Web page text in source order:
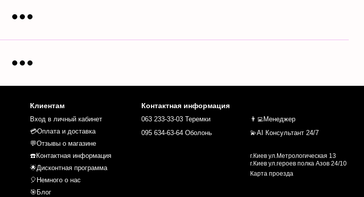
Клиентам
Вход в личный кабинет
💳Оплата и доставка
💬Отзывы о магазине
☎️Контактная информация
🌟Дисконтная программа
🎈Немного о нас
🎯Блог
Контактная информация
063 233-33-03 Теремки
095 634-63-64 Оболонь
👨‍💻Менеджер
💫AI Консультант 24/7
г.Киев ул.Метрологическая 13
г.Киев ул.героев полка Азов 24/10
Карта проезда